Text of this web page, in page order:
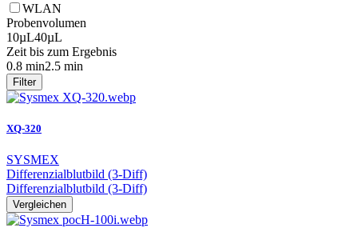
WLAN
Probenvolumen
10µL40µL
Zeit bis zum Ergebnis
0.8 min2.5 min
Filter
XQ-320
SYSMEX
Differenzialblutbild (3-Diff)
Differenzialblutbild (3-Diff)
Vergleichen